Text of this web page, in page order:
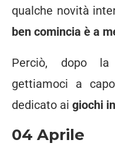
qualche novità
ben comincia è a
Perciò, dopo la
gettiamoci a
dedicato ai giochi
04 Aprile